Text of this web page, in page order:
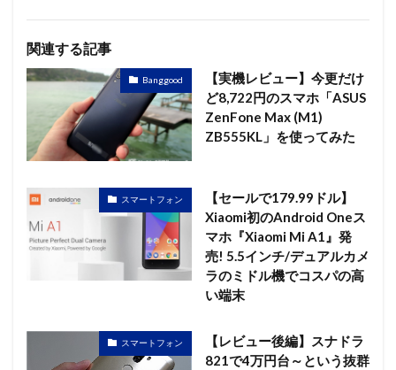
関連する記事
Banggood
【実機レビュー】今更だけ
ど8,722円のスマホ「ASUS
ZenFone Max (M1)
ZB555KL」を使ってみた
スマートフォン
【セールで179.99ドル】
Xiaomi初のAndroid Oneス
マホ『Xiaomi Mi A1』発
売! 5.5インチ/デュアルカメ
ラのミドル機でコスパの高
い端末
スマートフォン
【レビュー後編】スナドラ
821で4万円台～という抜群